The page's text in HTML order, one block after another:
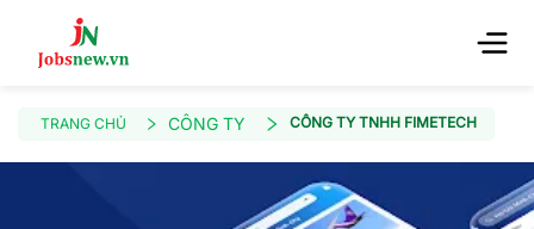
TRANG CHỦ CÔNG TY CÔNG TY TNHH FIMETECH